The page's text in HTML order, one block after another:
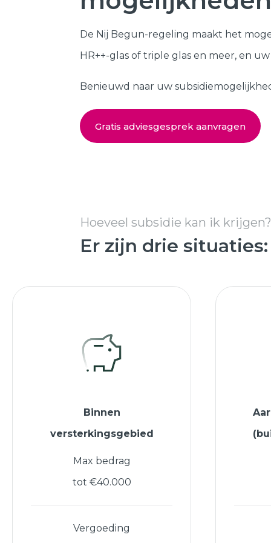
De Nij Begun-regeling maakt het
HR++-glas of triple glas en meer, en
Benieuwd naar uw
Gratis adviesgesprek aanvragen
Hoeveel subsidie kan ik krijgen?
Er zijn drie situaties:
Binnen
versterkingsgebied
Max bedrag
tot €40.000
Vergoeding
Samenstellen
SHOWROOM BEZOEKEN